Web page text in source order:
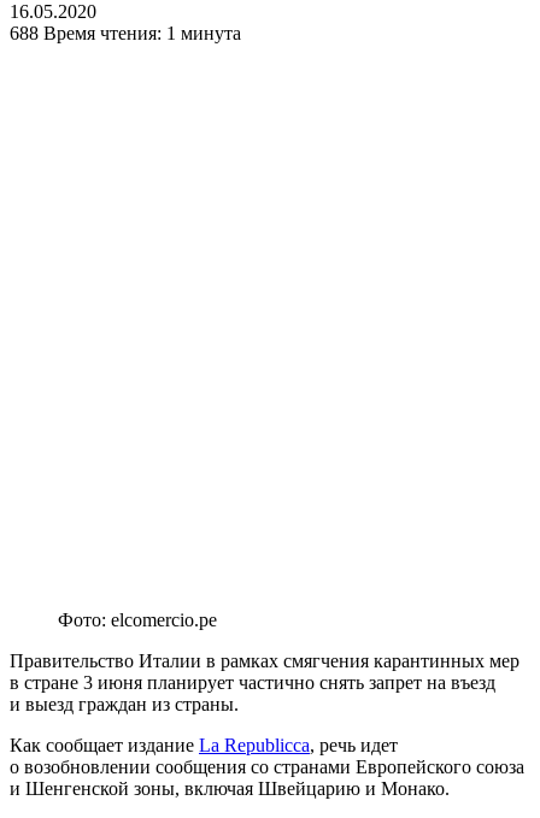
16.05.2020
688 Время чтения: 1 минута
Фото: elcomercio.pe
Правительство Италии в рамках смягчения карантинных мер
в стране 3 июня планирует частично снять запрет на въезд
и выезд граждан из страны.
Как сообщает издание La Republicca, речь идет
о возобновлении сообщения со странами Европейского союза
и Шенгенской зоны, включая Швейцарию и Монако.